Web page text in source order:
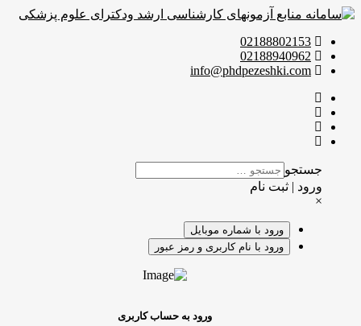
02188802153
02188940962
info@phdpezeshki.com
جستجو
ورود | ثبت نام
×
ورود با شماره موبایل
ورود با نام کاربری و رمز عبور
ورود به حساب کاربری